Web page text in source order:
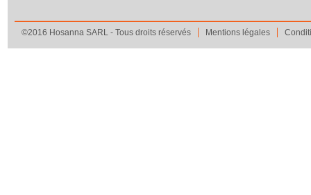
©2016 Hosanna SARL - Tous droits réservés Mentions légales